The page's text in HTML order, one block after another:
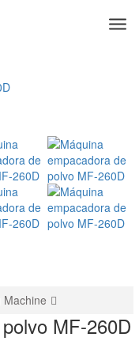
MF-260D